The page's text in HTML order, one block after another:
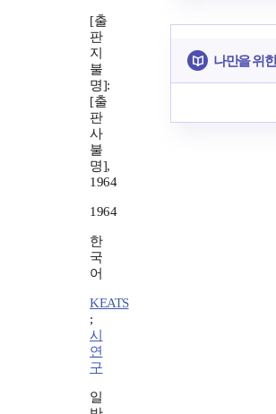
[출
판
지
불
명]:
[출
판
사
불
명],
1964
1964
한
국
어
KEATS
;
시
연
구
일
나만을 위